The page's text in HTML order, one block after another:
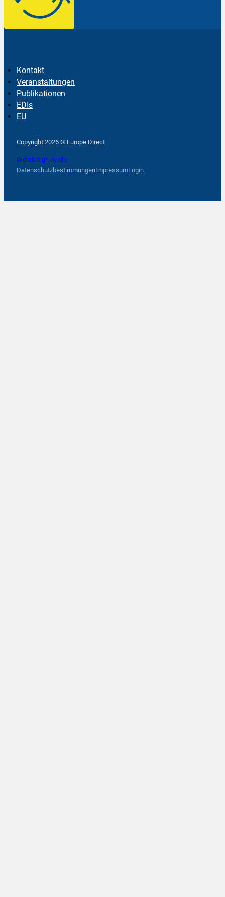
Kontakt
Veranstaltungen
Publikationen
EDIs
EU
Copyright 2026 © Europe Direct
Webdesign by qlp
DatenschutzbestimmungenImpressumLogin